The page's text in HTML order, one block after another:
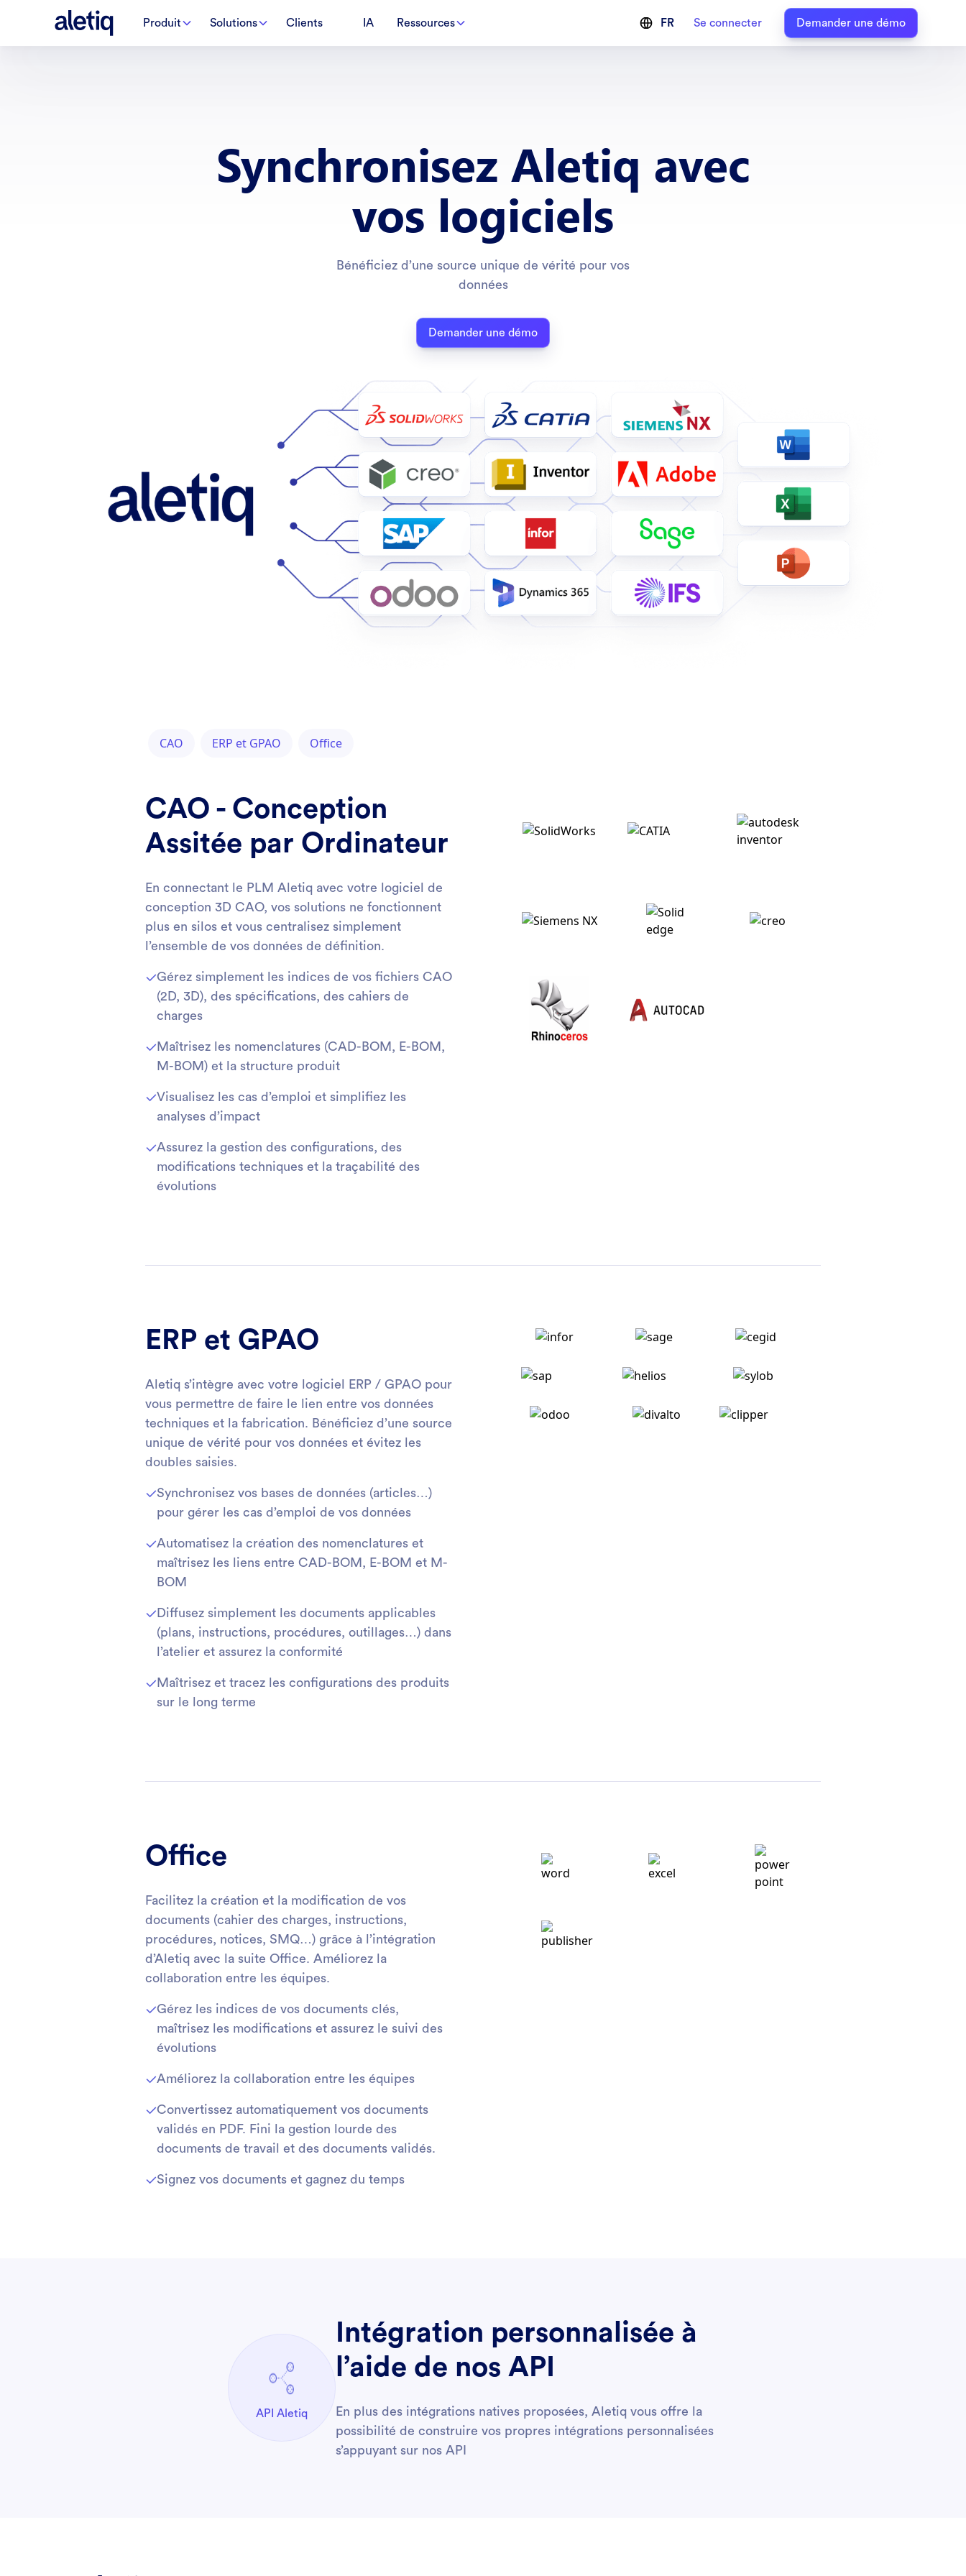
Produit Solutions Clients IA Ressources FR Se connecter Demander une démo
Synchronisez Aletiq avec
vos logiciels
Bénéficiez d’une source unique de vérité pour vos
données
Demander une démo
CAO ERP et GPAO Office
CAO - Conception
Assitée par Ordinateur
En connectant le PLM Aletiq avec votre logiciel de
conception 3D CAO, vos solutions ne fonctionnent
plus en silos et vous centralisez simplement
l’ensemble de vos données de définition.
Gérez simplement les indices de vos fichiers CAO
(2D, 3D), des spécifications, des cahiers de
charges
Maîtrisez les nomenclatures (CAD-BOM, E-BOM,
M-BOM) et la structure produit
Visualisez les cas d’emploi et simplifiez les
analyses d’impact
Assurez la gestion des configurations, des
modifications techniques et la traçabilité des
évolutions
ERP et GPAO
Aletiq s’intègre avec votre logiciel ERP / GPAO pour
vous permettre de faire le lien entre vos données
techniques et la fabrication. Bénéficiez d’une source
unique de vérité pour vos données et évitez les
doubles saisies.
Synchronisez vos bases de données (articles…)
pour gérer les cas d’emploi de vos données
Automatisez la création des nomenclatures et
maîtrisez les liens entre CAD-BOM, E-BOM et M-
BOM
Diffusez simplement les documents applicables
(plans, instructions, procédures, outillages…) dans
l’atelier et assurez la conformité
Maîtrisez et tracez les configurations des produits
sur le long terme
Office
Facilitez la création et la modification de vos
documents (cahier des charges, instructions,
procédures, notices, SMQ…) grâce à l’intégration
d’Aletiq avec la suite Office. Améliorez la
collaboration entre les équipes.
Gérez les indices de vos documents clés,
maîtrisez les modifications et assurez le suivi des
évolutions
Améliorez la collaboration entre les équipes
Convertissez automatiquement vos documents
validés en PDF. Fini la gestion lourde des
documents de travail et des documents validés.
Signez vos documents et gagnez du temps
API Aletiq
Intégration personnalisée à
l’aide de nos API
En plus des intégrations natives proposées, Aletiq vous offre la
possibilité de construire vos propres intégrations personnalisées
s’appuyant sur nos API